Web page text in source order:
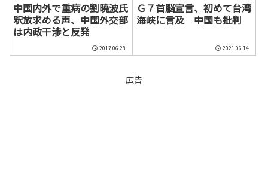
中国内外で重病の劉暁波氏
釈放求める声、中国外交部
は内政干渉と反発
2017.06.28
Ｇ７首脳宣言、初めて台湾
海峡に言及 中国も批判
2021.06.14
広告